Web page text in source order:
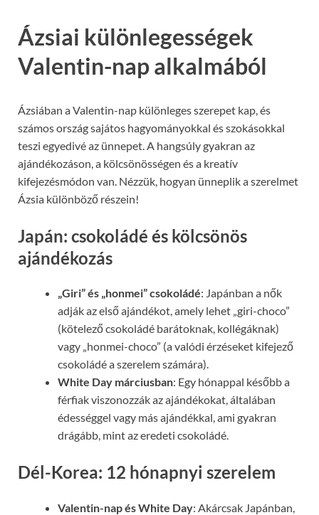
Ázsiai különlegességek
Valentin-nap alkalmából
Ázsiában a Valentin-nap különleges szerepet kap, és
számos ország sajátos hagyományokkal és szokásokkal
teszi egyedivé az ünnepet. A hangsúly gyakran az
ajándékozáson, a kölcsönösségen és a kreatív
kifejezésmódon van. Nézzük, hogyan ünneplik a szerelmet
Ázsia különböző részein!
Japán: csokoládé és kölcsönös
ajándékozás
„Giri” és „honmei” csokoládé: Japánban a nők
adják az első ajándékot, amely lehet „giri-choco”
(kötelező csokoládé barátoknak, kollégáknak)
vagy „honmei-choco” (a valódi érzéseket kifejező
csokoládé a szerelem számára).
White Day márciusban: Egy hónappal később a
férfiak viszonozzák az ajándékokat, általában
édességgel vagy más ajándékkal, ami gyakran
drágább, mint az eredeti csokoládé.
Dél-Korea: 12 hónapnyi szerelem
Valentin-nap és White Day: Akárcsak Japánban,